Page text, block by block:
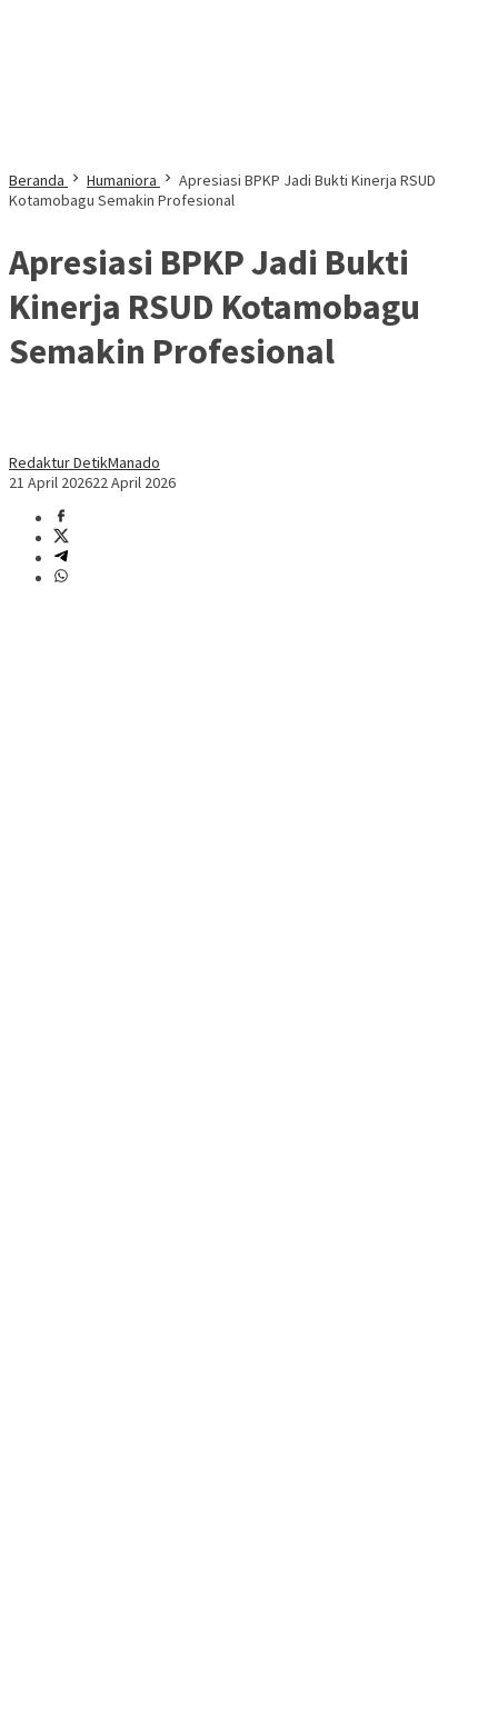
Beranda Humaniora
Apresiasi BPKP Jadi Bukti Kinerja RSUD
Kotamobagu Semakin Profesional
Apresiasi BPKP Jadi Bukti
Kinerja RSUD Kotamobagu
Semakin Profesional
Redaktur DetikManado
21 April 202622 April 2026